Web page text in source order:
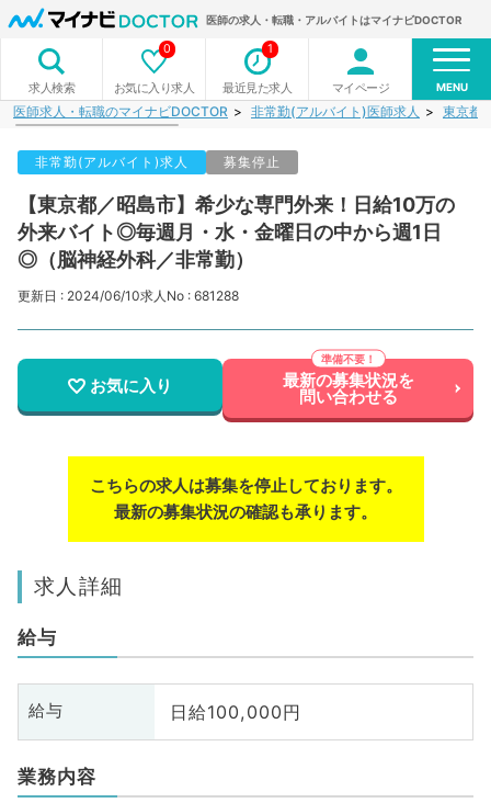
医師の求人・転職・アルバイトはマイナビDOCTOR
求人検索 お気に入り求人
0
最近見た求人
1
マイページ MENU
医師求人・転職のマイナビDOCTOR 非常勤(アルバイト)医師求人 東京都
非常勤(アルバイト)求人 募集停止
【東京都／昭島市】希少な専門外来！日給10万の
外来バイト◎毎週月・水・金曜日の中から週1日
◎（脳神経外科／非常勤）
更新日 : 2024/06/10求人No : 681288
お気に入り 最新の募集状況を
問い合わせる
こちらの求人は募集を停止しております。
最新の募集状況の確認も承ります。
求人詳細
給与
給与 日給100,000円
業務内容